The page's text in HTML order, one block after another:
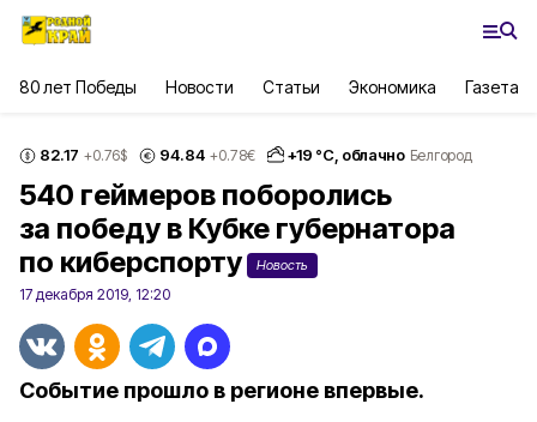
80 лет Победы Новости Статьи Экономика Газета
82.17 +0.76$ 94.84 +0.78€ +19 °С, облачно Белгород
540 геймеров поборолись
за победу в Кубке губернатора
по киберспорту
Новость
17 декабря 2019, 12:20
Событие прошло в регионе впервые.